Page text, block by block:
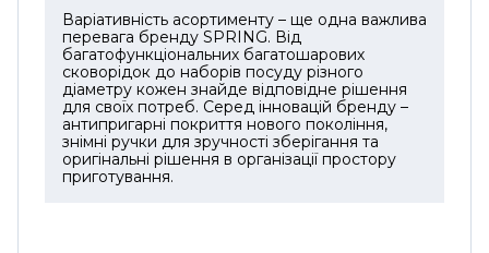
виглядає ґрунтовно, довго тримає тепло й
дозволяє подавати готову страву без
перекладання в інший посуд.
Варіативність асортименту – ще одна важлива
перевага бренду SPRING. Від
багатофункціональних багатошарових
сковорідок до наборів посуду різного
діаметру кожен знайде відповідне рішення
для своїх потреб. Серед інновацій бренду –
антипригарні покриття нового покоління,
знімні ручки для зручності зберігання та
оригінальні рішення в організації простору
приготування.